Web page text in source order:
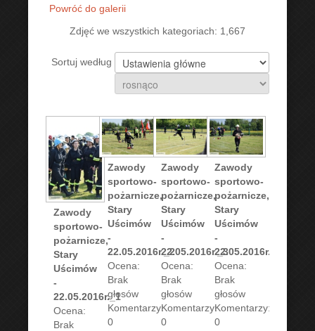
Powróć do galerii
Zdjęć we wszystkich kategoriach: 1,667
Sortuj według
Zawody
sportowo-
pożarnicze,
Stary
Uścimów
-
22.05.2016r._1
Ocena:
Brak
Zawody
sportowo-
pożarnicze,
Stary
Uścimów
-
22.05.2016r._2
Ocena:
Brak
głosów
Komentarzy:
0
Zawody
sportowo-
pożarnicze,
Stary
Uścimów
-
22.05.2016r._3
Ocena:
Brak
głosów
Komentarzy:
0
Zawody
sportowo-
pożarnicze,
Stary
Uścimów
-
22.05.2016r._4
Ocena:
Brak
głosów
Komentarzy:
0